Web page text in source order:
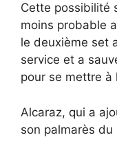
Cette possibilité
moins probable
le deuxième set
service et a
pour se mettre à
Alcaraz, qui a
son palmarès